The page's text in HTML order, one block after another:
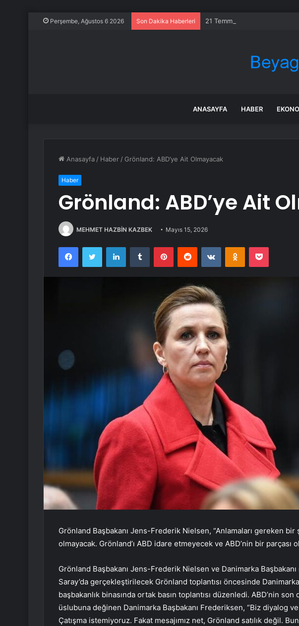
Perşembe, Ağustos 6 2026 Son Dakika Haberleri 21 Temmuz benzine, mazota,
ANASAYFA HABER
Anasayfa / Haber / Grönland: ABD’ye Ait Olmayacak
Haber
Grönland: ABD’ye Ait
MEHMET HAZBİN KAZBEK Mayıs 15, 2026
FacebookTwitter LinkedInTumblr PinterestReddit VKontakteOdnoklassniki
Pocket
Grönland Başbakanı Jens-Frederik Nielsen, “Anlamaları gereken bir
olmayacak. Grönland’ı ABD idare etmeyecek ve ABD’nin bir parçası
Grönland Başbakanı Jens-Frederik Nielsen ve Danimarka
Saray’da gerçekleştirilecek Grönland toplantısı öncesinde
başbakanlık binasında ortak basın toplantısı düzenledi. ABD’nin
üslubuna değinen Danimarka Başbakanı Frederiksen, “Biz diyalog
Çatışma istemiyoruz. Fakat mesajımız net, Grönland satılık değil.